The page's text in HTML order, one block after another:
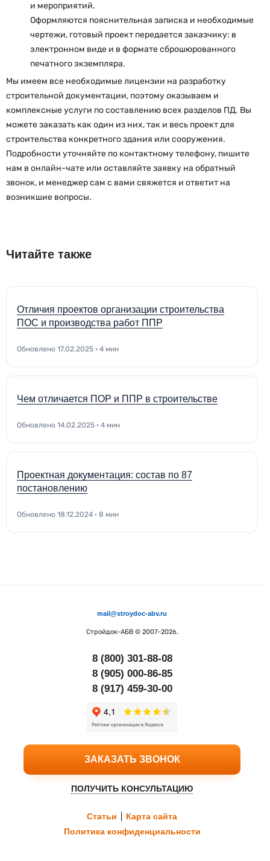
и мероприятий.
Оформляются пояснительная записка и необходимые
чертежи, готовый проект передается заказчику: в
электронном виде и в формате сброшюрованного
печатного экземпляра.
Мы имеем все необходимые лицензии на разработку
строительной документации, поэтому оказываем и
комплексные услуги по составлению всех разделов ПД. Вы
можете заказать как один из них, так и весь проект для
строительства конкретного здания или сооружения.
Подробности уточняйте по контактному телефону, пишите
нам в онлайн-чате или оставляйте заявку на обратный
звонок, и менеджер сам с вами свяжется и ответит на
возникшие вопросы.
Читайте также
Отличия проектов организации строительства
ПОС и производства работ ППР
Обновлено 17.02.2025 · 4 мин
Чем отличается ПОР и ППР в строительстве
Обновлено 14.02.2025 · 4 мин
Проектная документация: состав по 87
постановлению
Обновлено 18.12.2024 · 8 мин
mail@stroydoc-abv.ru
Стройдок-АБВ© 2007-2026.
ЗАКАЗАТЬ ЗВОНОК
ПОЛУЧИТЬ КОНСУЛЬТАЦИЮ
8 (800) 301-88-08
8 (905) 000-86-85
8 (917) 459-30-00
Статьи
Карта сайта
Политика конфиденциальности